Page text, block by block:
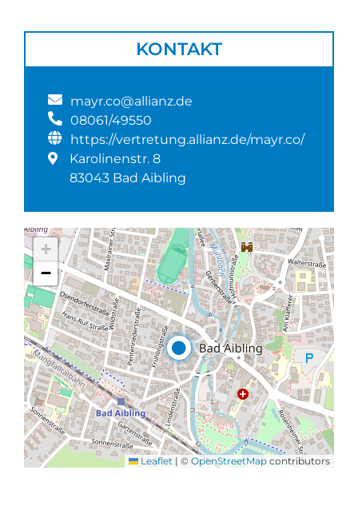
KONTAKT
mayr.co@allianz.de
08061/49550
https://vertretung.allianz.de/mayr.co/
Karolinenstr. 8
83043 Bad Aibling
+
−
Leaflet | © OpenStreetMap contributors